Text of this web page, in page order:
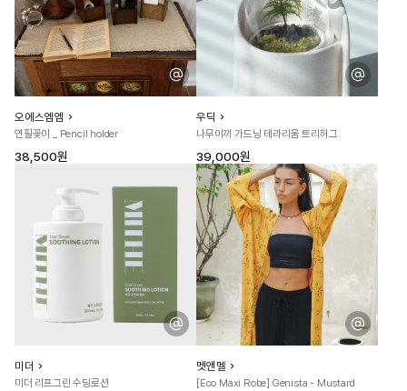
오에스엠엠
연필꽂이 _ Pencil holder
38,500원
우딕
나무이끼 가드닝 테라리움 트리허그
39,000원
미더
미더 리프그린 수딩로션
멧앤멜
[Eco Maxi Robe] Genista - Mustard